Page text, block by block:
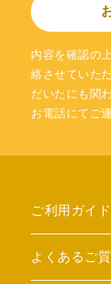
内容を確認の
絡させていた
だいたにも関
お電話にてご
ご利用ガイド
よくあるご